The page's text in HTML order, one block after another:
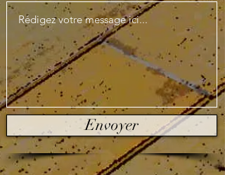
Envoyer